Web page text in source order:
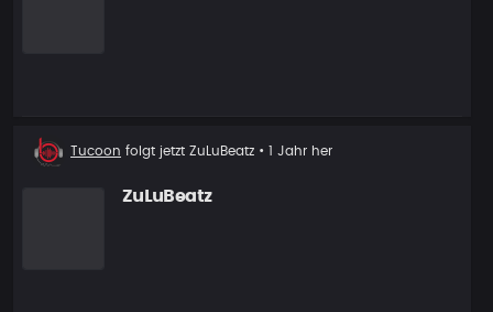
Neuer
Tucoon folgt jetzt ZuLuBeatz • 1 Jahr her
ZuLuBeatz